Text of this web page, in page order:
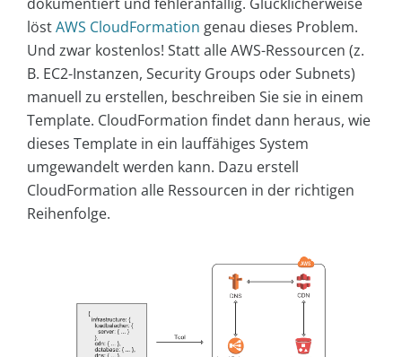
löstAWS CloudFormation genau dieses Problem.
Und zwar kostenlos! Statt alle AWS-Ressourcen (z.
B. EC2-Instanzen, Security Groups oder Subnets)
manuell zu erstellen, beschreiben Sie sie in einem
Template. CloudFormation findet dann heraus, wie
dieses Template in ein lauffähiges System
umgewandelt werden kann. Dazu erstell
CloudFormation alle Ressourcen in der richtigen
Reihenfolge.